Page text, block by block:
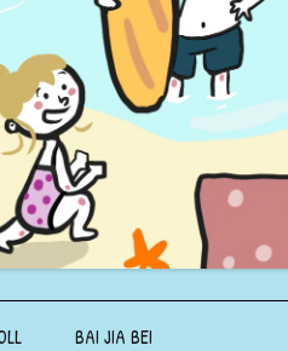
BAI JIA BEI